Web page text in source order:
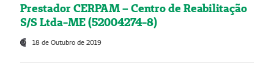
Prestador CERPAM – Centro de Reabilitação
S/S Ltda-ME (52004274-8)
18 de Outubro de 2019